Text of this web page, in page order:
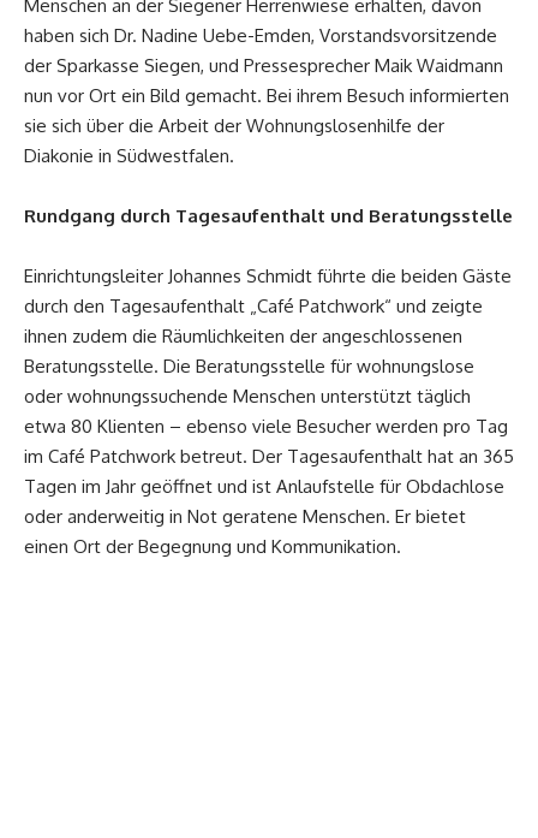
Menschen an der Siegener Herrenwiese erhalten, davon
haben sich Dr. Nadine Uebe-Emden, Vorstandsvorsitzende
der Sparkasse Siegen, und Pressesprecher Maik Waidmann
nun vor Ort ein Bild gemacht. Bei ihrem Besuch informierten
sie sich über die Arbeit der Wohnungslosenhilfe der
Diakonie in Südwestfalen.
Rundgang durch Tagesaufenthalt und Beratungsstelle
Einrichtungsleiter Johannes Schmidt führte die beiden Gäste
durch den Tagesaufenthalt „Café Patchwork“ und zeigte
ihnen zudem die Räumlichkeiten der angeschlossenen
Beratungsstelle. Die Beratungsstelle für wohnungslose
oder wohnungssuchende Menschen unterstützt täglich
etwa 80 Klienten – ebenso viele Besucher werden pro Tag
im Café Patchwork betreut. Der Tagesaufenthalt hat an 365
Tagen im Jahr geöffnet und ist Anlaufstelle für Obdachlose
oder anderweitig in Not geratene Menschen. Er bietet
einen Ort der Begegnung und Kommunikation.